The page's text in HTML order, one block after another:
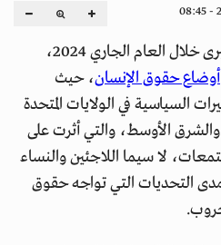
شهد العالم أحداثًا سياسية كبرى خلال العام الجاري 2024،
أوضاع حقوق الإنسان، حيث
السياسية في الولايات المتحدة
والشرق الأوسط، والتي أثرت على
لا سيما اللاجئين والنساء
التحديات التي تواجه حقوق